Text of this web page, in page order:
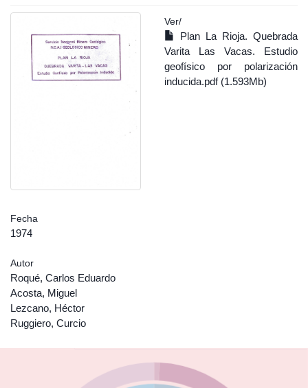
Ver/
Plan La Rioja. Quebrada
Varita Las Vacas. Estudio
geofísico por polarización
inducida.pdf (1.593Mb)
Fecha
1974
Autor
Roqué, Carlos Eduardo
Acosta, Miguel
Lezcano, Héctor
Ruggiero, Curcio